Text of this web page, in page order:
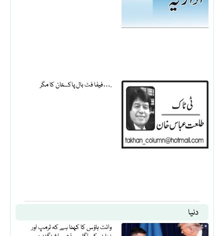
فیفا فٹ بال پاکستان کا مگر….
دنیا
وائٹ ہاؤس کا کہنا ہے کہ ٹرمپ اور